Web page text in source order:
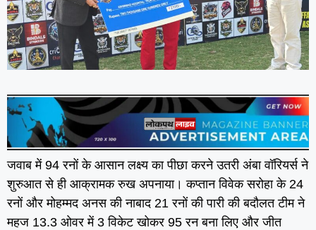
जवाब में 94 रनों के आसान लक्ष्य का पीछा करने उतरी अंबा वॉरियर्स ने
शुरुआत से ही आक्रामक रुख अपनाया। कप्तान विवेक सरोहा के 24
रनों और मोहम्मद अनस की नाबाद 21 रनों की पारी की बदौलत टीम ने
महज 13.3 ओवर में 3 विकेट खोकर 95 रन बना लिए और जीत